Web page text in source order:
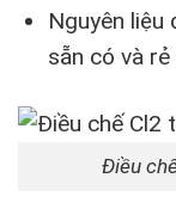
Nguyên liệu
sẵn có và rẻ
Điều